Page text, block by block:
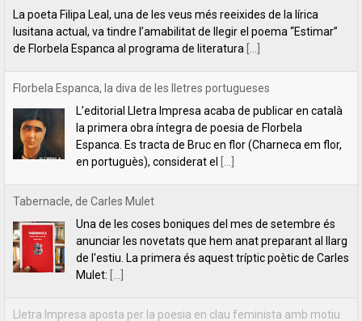
La poeta Filipa Leal, una de les veus més reeixides de la lírica
lusitana actual, va tindre l’amabilitat de llegir el poema “Estimar”
de Florbela Espanca al programa de literatura
Florbela Espanca, la diva de les lletres portugueses
L’editorial Lletra Impresa acaba de publicar en català
la primera obra íntegra de poesia de Florbela
Espanca. Es tracta de Bruc en flor (Charneca em flor,
en portuguès), considerat el
Tabernacle, de Carles Mulet
Una de les coses boniques del mes de setembre és
anunciar les novetats que hem anat preparant al llarg
de l'estiu. La primera és aquest tríptic poètic de Carles
Mulet:
Lletra Impresa aposta per la poesia en clau feminista amb motiu